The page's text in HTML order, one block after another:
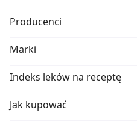
Producenci
Marki
Indeks leków na receptę
Jak kupować